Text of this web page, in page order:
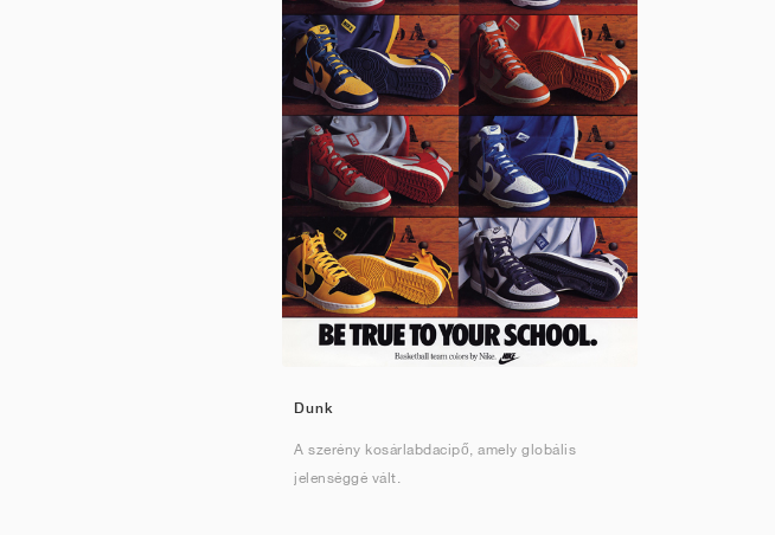
Dunk
A szerény kosárlabdacipő, amely globális
jelenséggé vált.